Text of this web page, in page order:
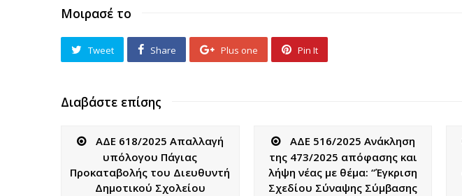
Μοιρασέ το
Tweet Share Plus one Pin It
Διαβάστε επίσης
ΑΔΕ 618/2025 Απαλλαγή
υπόλογου Πάγιας
Προκαταβολής του Διευθυντή
Δημοτικού Σχολείου
ΑΔΕ 516/2025 Ανάκληση
της 473/2025 απόφασης και
λήψη νέας με θέμα: “Έγκριση
Σχεδίου Σύναψης Σύμβασης